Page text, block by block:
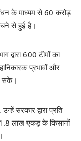
के माध्यम से 60 करोड़
से हुई है।
द्वारा 600 टीमों का
प्रभावों और
सके।
सरकार द्वारा प्रति
लाख एकड़ के किसानों